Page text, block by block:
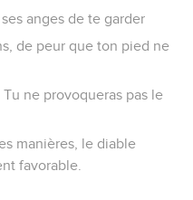
anges de te garder
de peur que ton pied ne
ne provoqueras pas le
manières, le diable
favorable.